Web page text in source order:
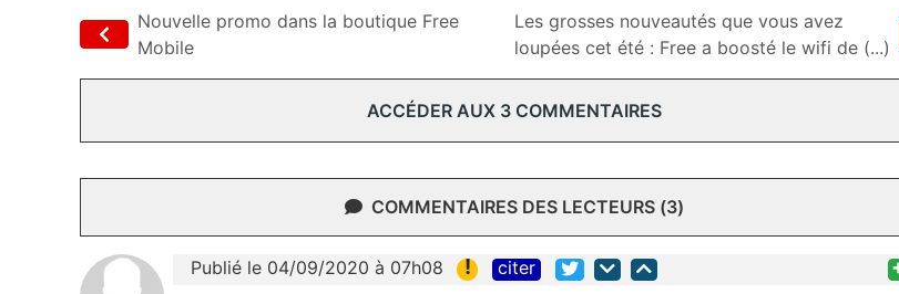
Nouvelle promo dans la boutique Free
Mobile
Les grosses nouveautés que vous avez
loupées cet été : Free a boosté le wifi de (...)
ACCÉDER AUX 3 COMMENTAIRES
COMMENTAIRES DES LECTEURS (3)
Publié le 04/09/2020 à 07h08 ! citer